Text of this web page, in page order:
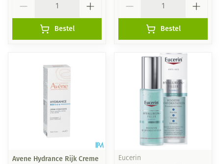
Bestel Bestel
Avene Hydrance Rijk Creme
Eucerin